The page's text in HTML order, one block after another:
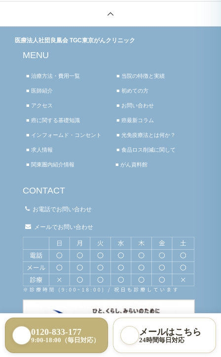
医療法人社団良凰会 TGC東京がんクリニック
MENU
■ 治療方法・費用一覧 ■ 当院の特徴と実績
■ 医師紹介 ■ 初めての方
■ アクセス ■ お問い合わせ
■ 癌に関する基礎知識 ■ 癌最新コラム
■ インフォームド・コンセント ■ 光免疫療法とは何か？
■ 求人情報 ■ 食品ロス削減に関して
■ 関東圏内紹介情報 ■ がん資料館
CONTACT
お電話でお問い合わせ
メールでお問い合わせ
0120-833-177
9:00-18:00（毎日対応）
メールはこちら
24時間毎日対応